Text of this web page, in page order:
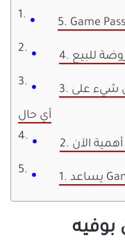
للبيع
3. ليس لدي وقت لإعادة تشغيل كل شيء على
أي حال
أهمية الآن